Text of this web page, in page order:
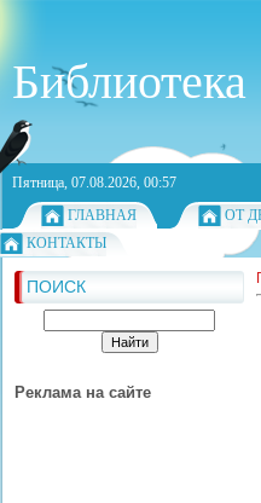
Библиотека
Пятница, 07.08.2026, 00:57
ГЛАВНАЯ
ОТ
КОНТАКТЫ
ПОИСК
Реклама на сайте